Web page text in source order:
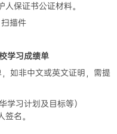
保证书公证材料。
描件
学习成绩单
如非中文或英文证明，需提
学习计划及目标等）
名。